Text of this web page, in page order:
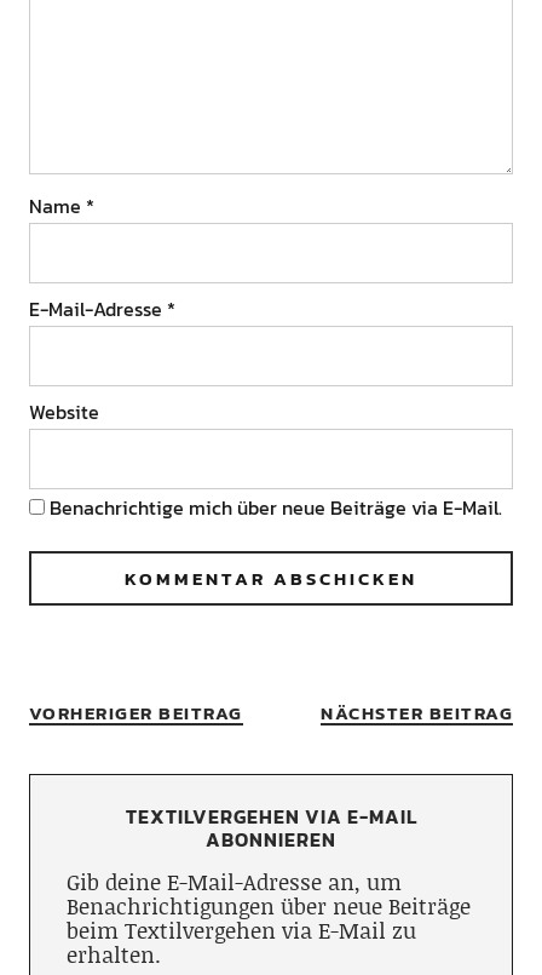
Name *
E-Mail-Adresse *
Website
Benachrichtige mich über neue Beiträge via E-Mail.
VORHERIGER BEITRAG NÄCHSTER BEITRAG
TEXTILVERGEHEN VIA E-MAIL
ABONNIEREN
Gib deine E-Mail-Adresse an, um
Benachrichtigungen über neue Beiträge
beim Textilvergehen via E-Mail zu
erhalten.